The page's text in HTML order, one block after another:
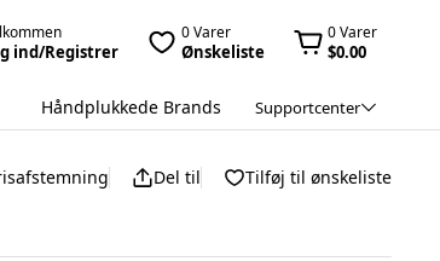
ind/Registrer
0 Varer
Ønskeliste
0 Varer
$0.00
Håndplukkede Brands Supportcenter
Del til Tilføj til ønskeliste